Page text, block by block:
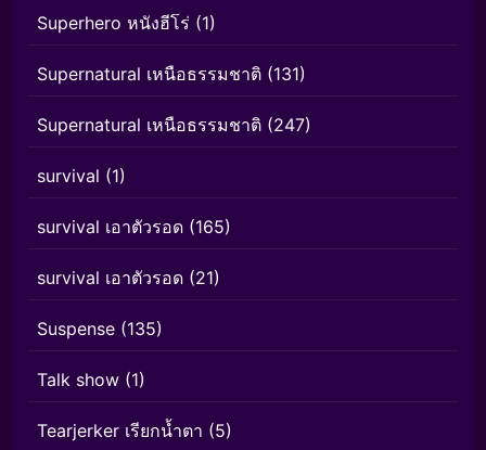
Superhero หนังฮีโร่ (1)
Supernatural เหนือธรรมชาติ (131)
Supernatural เหนือธรรมชาติ (247)
survival (1)
survival เอาตัวรอด (165)
survival เอาตัวรอด (21)
Suspense (135)
Talk show (1)
Tearjerker เรียกน้ำตา (5)